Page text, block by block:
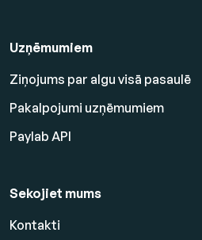
Uzņēmumiem
Ziņojums par algu visā pasaulē
Pakalpojumi uzņēmumiem
Paylab API
Sekojiet mums
Kontakti